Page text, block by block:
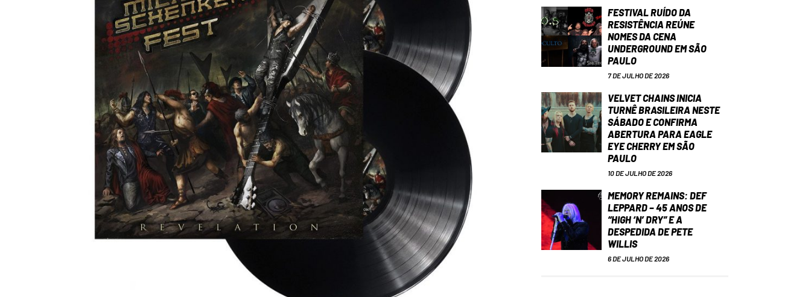
FESTIVAL RUÍDO DA
RESISTÊNCIA REÚNE
NOMES DA CENA
UNDERGROUND EM SÃO
PAULO
7 DE JULHO DE 2026
VELVET CHAINS INICIA
TURNÊ BRASILEIRA NESTE
SÁBADO E CONFIRMA
ABERTURA PARA EAGLE
EYE CHERRY EM SÃO
PAULO
10 DE JULHO DE 2026
MEMORY REMAINS: DEF
LEPPARD – 45 ANOS DE
“HIGH ‘N’ DRY” E A
DESPEDIDA DE PETE
WILLIS
6 DE JULHO DE 2026